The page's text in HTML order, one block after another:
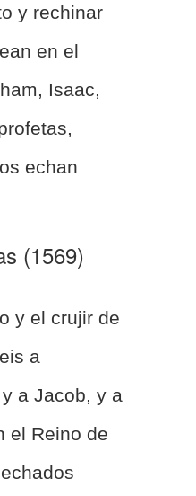
y rechinar
en el
Isaac,
echan
(1569)
y el crujir de
a
a Jacob, y a
el Reino de